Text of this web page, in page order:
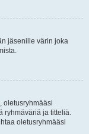
jäsenille värin joka
oletusryhmääsi
ryhmäväriä ja titteliä.
oletusryhmääsi